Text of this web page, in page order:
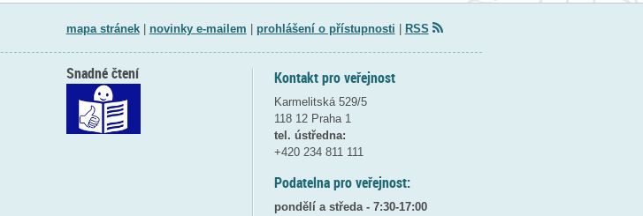
mapa stránek| novinky e-mailem prohlášení o přístupnosti RSS
Kontakt pro veřejnost
Karmelitská 529/5
118 12 Praha 1
tel. ústředna:
+420 234 811 111
Podatelna pro veřejnost:
pondělí a středa - 7:30-17:00
Snadné čtení